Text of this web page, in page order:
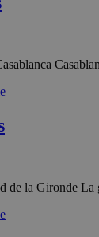
de la Gironde